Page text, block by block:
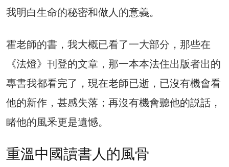
我明白生命的秘密和做人的意義。
霍老師的書，我大概已看了一大部分，那些在
《法燈》刊登的文章，那一本本法住出版者出的
專書我都看完了，現在老師已逝，已沒有機會看
他的新作，甚感失落；再沒有機會聽他的説話，
睹他的風釆更是遺憾。
重溫中國讀書人的風骨